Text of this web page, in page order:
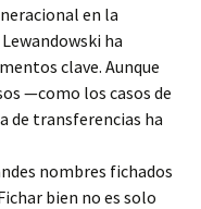
en la
ha
clave. Aunque
—como los casos de
de transferencias ha
nombres fichados
bien no es solo